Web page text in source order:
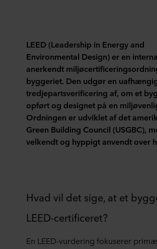
LEED (Leadership in Energy and
Environmental Design) er en
anerkendt
byggeriet. Den udgør en
tredjepartsverificering af, om et
opført og designet på en
Ordningen er udviklet af det
Green Building Council (USGBC),
velkendt og hyppigt anvendt over
Hvad vil det sige, at et
LEED-certificeret?
En LEED-vurdering fokuserer